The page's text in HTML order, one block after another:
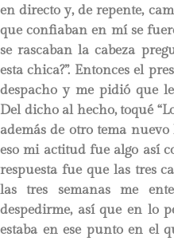
en directo y, de repente,
que confiaban en mí se
se rascaban la cabeza
esta chica?”. Entonces el
despacho y me pidió que
Del dicho al hecho, toqué
además de otro tema nuevo
eso mi actitud fue algo así
respuesta fue que las tres
las tres semanas me
despedirme, así que en lo
estaba en ese punto en el